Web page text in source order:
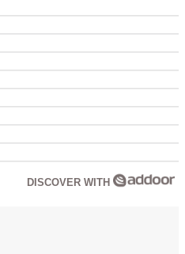
DISCOVER WITH